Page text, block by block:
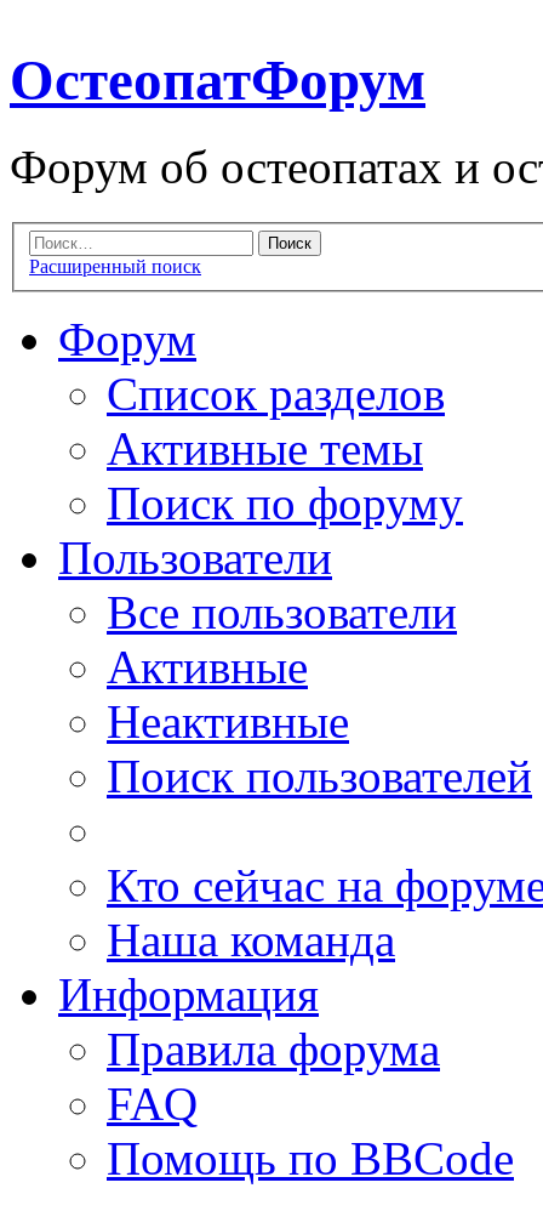
ОстеопатФорум
Форум об остеопатах и
Расширенный поиск
Форум
Список разделов
Активные темы
Поиск по форуму
Пользователи
Все пользователи
Активные
Неактивные
Поиск пользователей
Кто сейчас на
Наша команда
Информация
Правила форума
FAQ
Помощь по BBCode